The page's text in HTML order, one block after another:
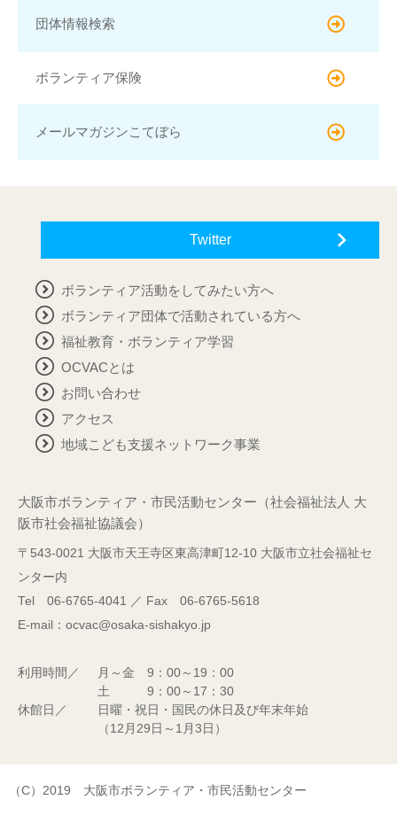
団体情報検索
ボランティア保険
メールマガジンこてぼら
Twitter
大阪市ボランティア・市民活動センター（社会福祉法人 大
阪市社会福祉協議会）
〒543-0021 大阪市天王寺区東高津町12-10 大阪市立社会福祉セ
ンター内
Tel 06-6765-4041 ／ Fax 06-6765-5618
E-mail：ocvac@osaka-sishakyo.jp
利用時間／
月～金 9：00～19：00
土 9：00～17：30
休館日／
日曜・祝日・国民の休日及び年末年始
（12月29日～1月3日）
ボランティア活動をしてみたい方へ
ボランティア団体で活動されている方へ
福祉教育・ボランティア学習
OCVACとは
お問い合わせ
アクセス
地域こども支援ネットワーク事業
（C）2019 大阪市ボランティア・市民活動センター